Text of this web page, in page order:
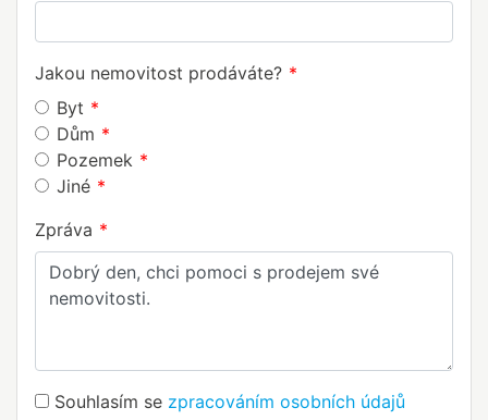
Jakou nemovitost prodáváte?
Byt
Dům
Pozemek
Jiné
Zpráva
Souhlasím se zpracováním osobních údajů